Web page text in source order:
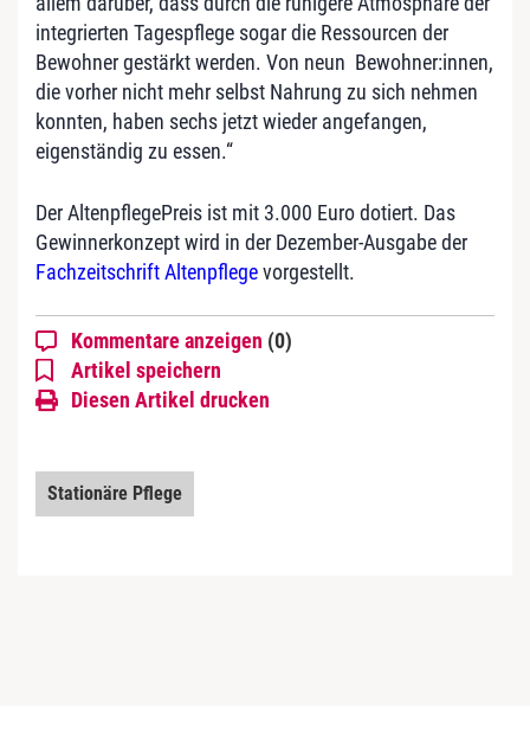
integrierten Tagespflege sogar die Ressourcen der
Bewohner gestärkt werden. Von neun Bewohner:innen,
die vorher nicht mehr selbst Nahrung zu sich nehmen
konnten, haben sechs jetzt wieder angefangen,
eigenständig zu essen.“
Der AltenpflegePreis ist mit 3.000 Euro dotiert. Das
Gewinnerkonzept wird in der Dezember-Ausgabe der
Fachzeitschrift Altenpflegevorgestellt.
Kommentare anzeigen (0)
Artikel speichern
Diesen Artikel drucken
Stationäre Pflege